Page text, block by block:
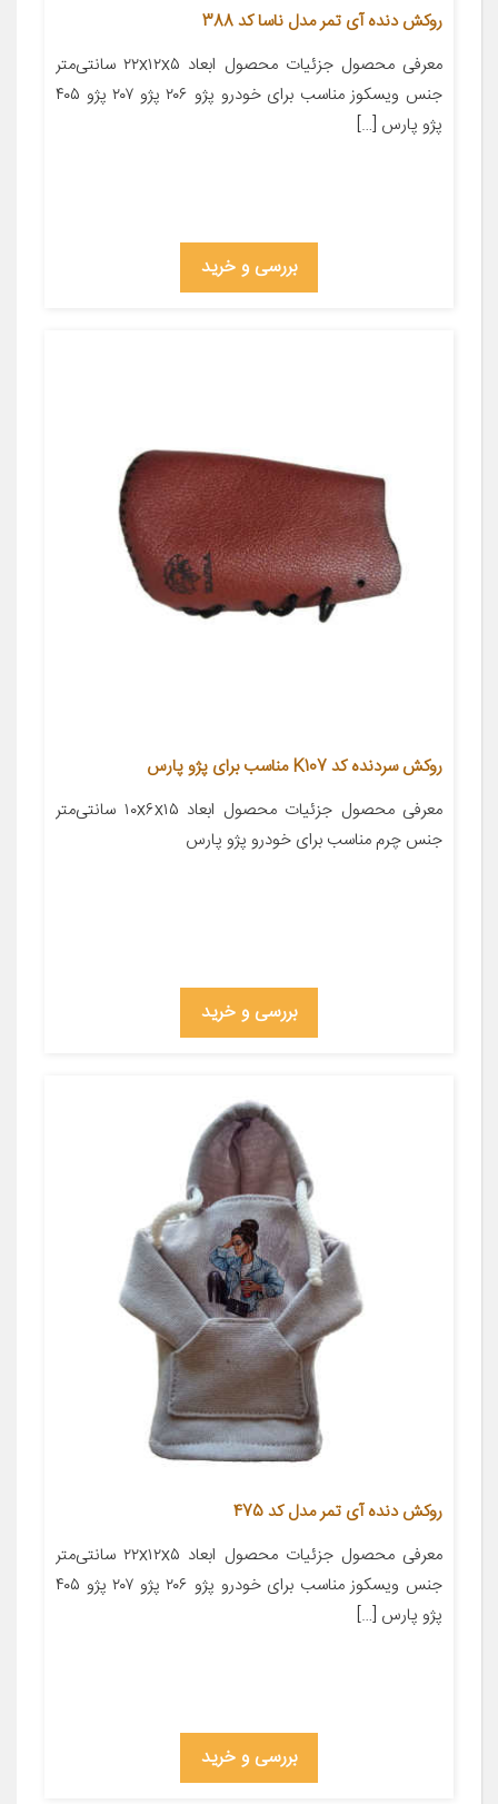
روکش دنده آی تمر مدل ناسا کد 388
معرفی محصول جزئیات محصول ابعاد ۲۲x۱۲x۵ سانتی‌متر
جنس ویسکوز مناسب برای خودرو پژو ۲۰۶ پژو ۲۰۷ پژو ۴۰۵
پژو پارس […]
بررسی و خرید
روکش سردنده کد K107 مناسب برای پژو پارس
معرفی محصول جزئیات محصول ابعاد ۱۰x۶x۱۵ سانتی‌متر
جنس چرم مناسب برای خودرو پژو پارس
بررسی و خرید
روکش دنده آی تمر مدل کد 475
معرفی محصول جزئیات محصول ابعاد ۲۲x۱۲x۵ سانتی‌متر
جنس ویسکوز مناسب برای خودرو پژو ۲۰۶ پژو ۲۰۷ پژو ۴۰۵
پژو پارس […]
بررسی و خرید